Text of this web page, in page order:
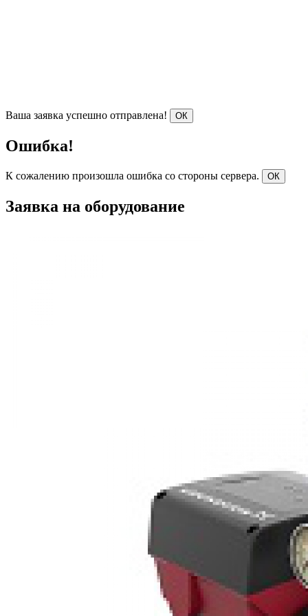
Ваша заявка успешно отправлена! ОК
Ошибка!
К сожалению произошла ошибка со стороны сервера. ОК
Заявка на оборудование